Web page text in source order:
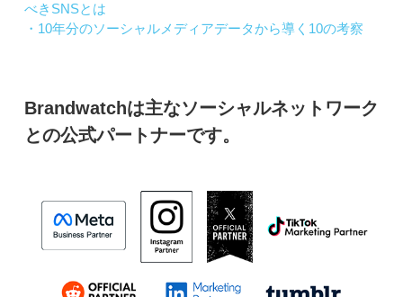
べきSNSとは
・10年分のソーシャルメディアデータから導く10の考察
Brandwatchは主なソーシャルネットワーク
との公式パートナーです。